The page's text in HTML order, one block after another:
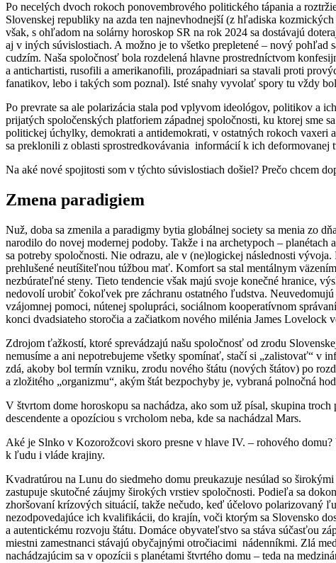
Po necelých dvoch rokoch ponovembrového politického tápania a
Slovenskej republiky na azda ten najnevhodnejší (z hľadiska
však, s ohľadom na solárny horoskop SR na rok 2024 sa dostávajú
aj v iných súvislostiach. A možno je to všetko prepletené – nový pohľad
cudzím. Naša spoločnosť bola rozdelená hlavne prostredníctvom
a antichartisti, rusofili a amerikanofili, prozápadniari sa stavali proti
fanatikov, lebo i takých som poznal). Isté snahy vyvolať spory tu vždy
Po prevrate sa ale polarizácia stala pod vplyvom ideológov, politikov a
prijatých spoločenských platforiem západnej spoločnosti, ku ktorej sme
politickej úchylky, demokrati a antidemokrati, v ostatných rokoch
sa preklonili z oblasti sprostredkovávania informácií k ich deformovanej
Na aké nové spojitosti som v týchto súvislostiach došiel? Prečo chcem
Zmena paradigiem
Nuž, doba sa zmenila a paradigmy bytia globálnej society sa menia zo
narodilo do novej modernej podoby. Takže i na archetypoch –
sa potreby spoločnosti. Nie odrazu, ale v (ne)logickej následnosti
prehlušené neutíšiteľnou túžbou mať. Komfort sa stal mentálnym
nezbúrateľné steny. Tieto tendencie však majú svoje konečné hranice,
nedovolí urobiť čokoľvek pre záchranu ostatného ľudstva.
vzájomnej pomoci, nútenej spolupráci, sociálnom kooperatívnom
konci dvadsiateho storočia a začiatkom nového milénia James
Zdrojom ťažkostí, ktoré sprevádzajú našu spoločnosť od zrodu
nemusíme a ani nepotrebujeme všetky spomínať, stačí si „zalistovať“ v
zdá, akoby bol termín vzniku, zrodu nového štátu (nových štátov) po
a zložitého „organizmu“, akým štát bezpochyby je, vybraná polnočná
V štvrtom dome horoskopu sa nachádza, ako som už písal, skupina
descendente a opozíciou s vrcholom neba, kde sa nachádzal Mars.
Aké je Slnko v Kozorožcovi skoro presne v hlave IV. – rohového
k ľudu i vláde krajiny.
Kvadratúrou na Lunu do siedmeho domu preukazuje nesúlad so
zastupuje skutočné záujmy širokých vrstiev spoločnosti. Podieľa sa
zhoršovaní krízových situácií, takže nečudo, keď účelovo polarizovaný
nezodpovedajúce ich kvalifikácii, do krajín, voči ktorým sa Slovensko
a autentickému rozvoju štátu. Domáce obyvateľstvo sa stáva súčasťou
miestni zamestnanci stávajú obyčajnými otročiacimi nádenníkmi. Zlá
nachádzajúcim sa v opozícii s planétami štvrtého domu – teda na